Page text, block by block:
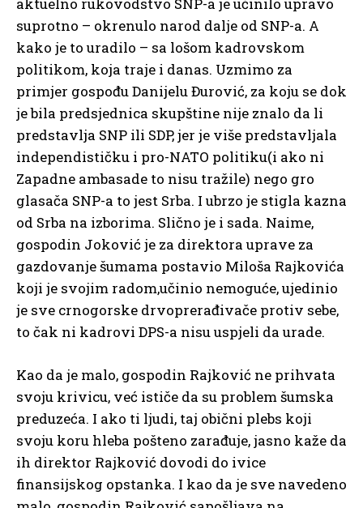
suprotno – okrenulo narod dalje od SNP-a. A
kako je to uradilo – sa lošom kadrovskom
politikom, koja traje i danas. Uzmimo za
primjer gospođu Danijelu Đurović, za koju se dok
je bila predsjednica skupštine nije znalo da li
predstavlja SNP ili SDP, jer je više predstavljala
independističku i pro-NATO politiku(i ako ni
Zapadne ambasade to nisu tražile) nego gro
glasača SNP-a to jest Srba. I ubrzo je stigla kazna
od Srba na izborima. Slično je i sada. Naime,
gospodin Joković je za direktora uprave za
gazdovanje šumama postavio Miloša Rajkovića
koji je svojim radom,učinio nemoguće, ujedinio
je sve crnogorske drvoprerađivače protiv sebe,
to čak ni kadrovi DPS-a nisu uspjeli da urade.
Kao da je malo, gospodin Rajković ne prihvata
svoju krivicu, već ističe da su problem šumska
preduzeća. I ako ti ljudi, taj obični plebs koji
svoju koru hleba pošteno zarađuje, jasno kaže da
ih direktor Rajković dovodi do ivice
finansijskog opstanka. I kao da je sve navedeno